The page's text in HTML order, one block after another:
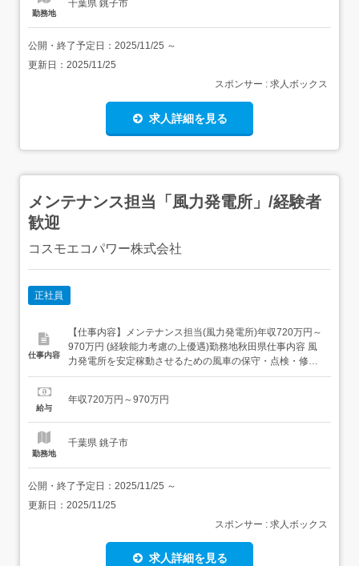
勤務地
千葉県 銚子市
公開・終了予定日： 2025/11/25 ～
更新日： 2025/11/25
スポンサー : 求人ボックス
求人詳細を見る
メンテナンス担当「風力発電所」/経験者
歓迎
コスモエコパワー株式会社
正社員
仕事内容
【仕事内容】メンテナンス担当(風力発電所)年収720万円～
970万円 (経験能力考慮の上優遇)勤務地秋田県仕事内容 風
力発電所を安定稼動させるための風車の保守・点検・修理
業務をご担当いただきます。また同社風力発電設備のみな
を推進していただきます。<具体的には>・各地の風力発電
給与
年収720万円～970万円
勤務地
千葉県 銚子市
公開・終了予定日： 2025/11/25 ～
更新日： 2025/11/25
スポンサー : 求人ボックス
求人詳細を見る